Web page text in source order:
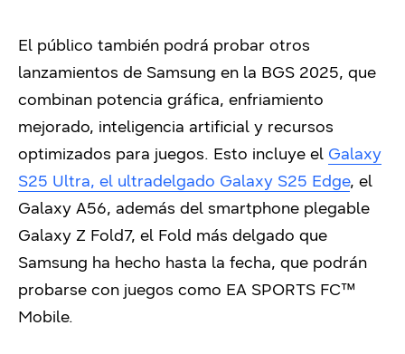
El público también podrá probar otros
lanzamientos de Samsung en la BGS 2025, que
combinan potencia gráfica, enfriamiento
mejorado, inteligencia artificial y recursos
optimizados para juegos. Esto incluye el Galaxy
S25 Ultra, el ultradelgado Galaxy S25 Edge, el
Galaxy A56, además del smartphone plegable
Galaxy Z Fold7, el Fold más delgado que
Samsung ha hecho hasta la fecha, que podrán
probarse con juegos como EA SPORTS FC™
Mobile.